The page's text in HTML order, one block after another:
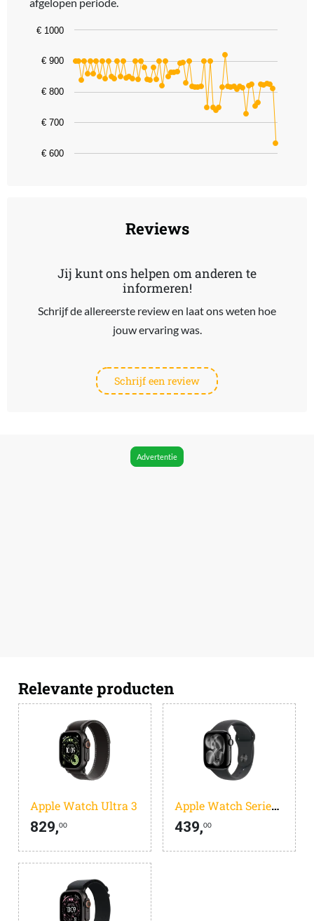
Chart
Line chart with 68 data points.
The chart has 1 X axis displaying categories.
The chart has 1 Y axis displaying values. Data ranges from 632.4
€ 600
€ 700
€ 800
€ 900
€ 1000
Reviews
Jij kunt ons helpen om anderen te
informeren!
Schrijf de allereerste review en laat ons weten hoe
jouw ervaring was.
Schrijf een review
Advertentie
Relevante producten
Apple Watch Ultra 3
829,00
Apple Watch Series 11
439,00